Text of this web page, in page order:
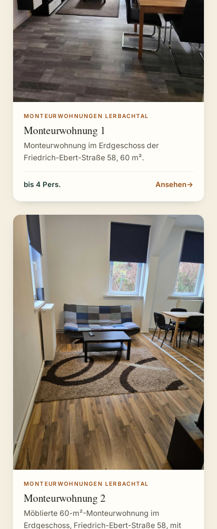
MONTEURWOHNUNGEN LERBACHTAL
Monteurwohnung 1
Monteurwohnung im Erdgeschoss der
Friedrich-Ebert-Straße 58, 60 m².
bis 4 Pers. Ansehen→
MONTEURWOHNUNGEN LERBACHTAL
Monteurwohnung 2
Möblierte 60-m²-Monteurwohnung im
Erdgeschoss, Friedrich-Ebert-Straße 58, mit